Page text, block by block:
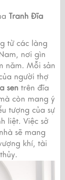
Tranh Đĩa
từ các làng
nơi gìn
năm. Mỗi sản
người thợ
sen trên đĩa
còn mang ý
tượng của sự
liệt. Việc sở
sẽ mang
khí, tài